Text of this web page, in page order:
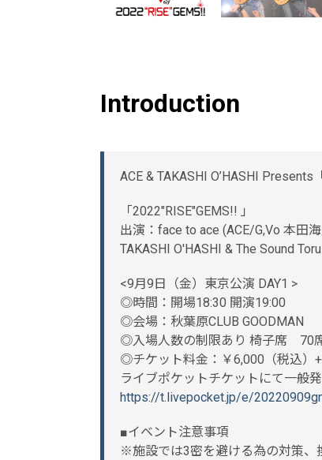
Introduction
ACE & TAKASHI O’HASHI Presents
「2022"RISE"GEMS!! 」
出演：face to ace (ACE/G,Vo 本田
TAKASHI O'HASHI & The Sound
<9月9日（金）東京公演 DAY1 >
◎時間：開場18:30 開演19:00
◎会場：秋葉原CLUB GOODMAN
◎入場人数の制限あり 椅子席 70
◎チケット料金：￥6,000（税込）
ライブポケットチケットにて一般
https://t.livepocket.jp/e/
■イベント注意事項
※施設では3密を避ける為の対策、